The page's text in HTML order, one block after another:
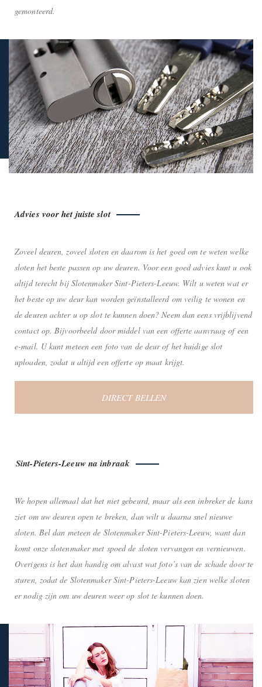
gemonteerd.
Advies voor het juiste slot
Zoveel deuren, zoveel sloten en daarom is het goed om te weten welke
sloten het beste passen op uw deuren. Voor een goed advies kunt u ook
altijd terecht bij Slotenmaker Sint-Pieters-Leeuw. Wilt u weten wat er
het beste op uw deur kan worden geïnstalleerd om veilig te wonen en
de deuren achter u op slot te kunnen doen? Neem dan eens vrijblijvend
contact op. Bijvoorbeeld door middel van een offerte aanvraag of een
e-mail. U kunt meteen een foto van de deur of het huidige slot
uploaden, zodat u altijd een offerte op maat krijgt.
DIRECT BELLEN
Sint-Pieters-Leeuw na inbraak
We hopen allemaal dat het niet gebeurd, maar als een inbreker de kans
ziet om uw deuren open te breken, dan wilt u daarna snel nieuwe
sloten. Bel dan meteen de Slotenmaker Sint-Pieters-Leeuw, want dan
komt onze slotenmaker met spoed de sloten vervangen en vernieuwen.
Overigens is het dan handig om alvast wat foto’s van de schade door te
sturen, zodat de Slotenmaker Sint-Pieters-Leeuw kan zien welke sloten
er nodig zijn om uw deuren weer op slot te kunnen doen.